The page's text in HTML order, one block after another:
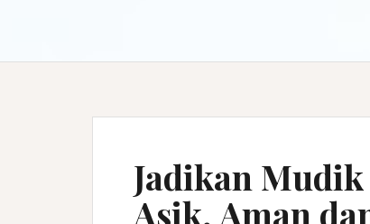
Jadikan
Asik, Aman